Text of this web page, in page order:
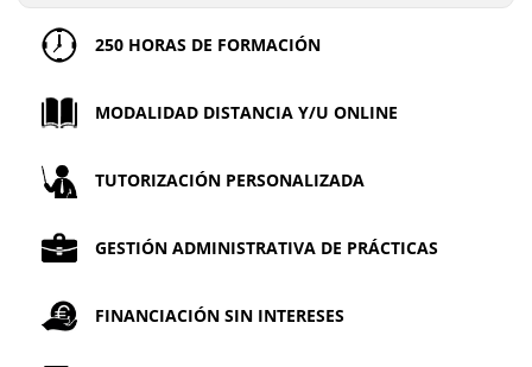
250 HORAS DE FORMACIÓN
MODALIDAD DISTANCIA Y/U ONLINE
TUTORIZACIÓN PERSONALIZADA
GESTIÓN ADMINISTRATIVA DE PRÁCTICAS
FINANCIACIÓN SIN INTERESES